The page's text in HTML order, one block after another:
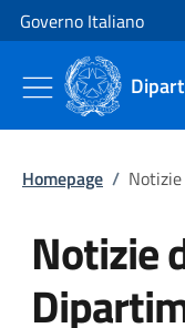
Vai al contenuto
Vai alla navigazione del
Governo Italiano
Homepage /
Notizie